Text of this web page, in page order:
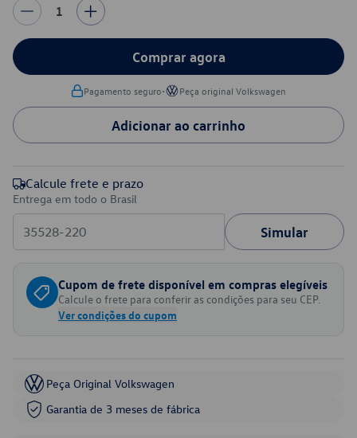
1
Comprar agora
Pagamento seguro• Peça original Volkswagen
Adicionar ao carrinho
Calcule frete e prazo
Entrega em todo o Brasil
Simular
Cupom de frete disponível em compras elegíveis
Calcule o frete para conferir as condições para seu CEP.
Ver condições do cupom
Peça Original Volkswagen
Garantia de 3 meses de fábrica